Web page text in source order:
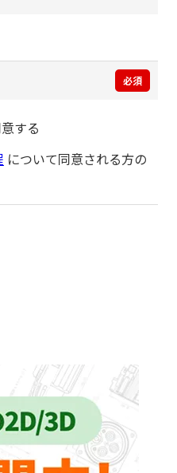
必須
する
について同意される方の